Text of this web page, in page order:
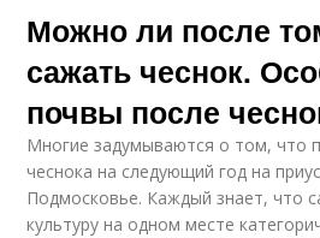
Можно ли после
сажать чеснок.
почвы после
Многие задумываются о том, что
чеснока на следующий год на
Подмосковье. Каждый знает, что
культуру на одном месте